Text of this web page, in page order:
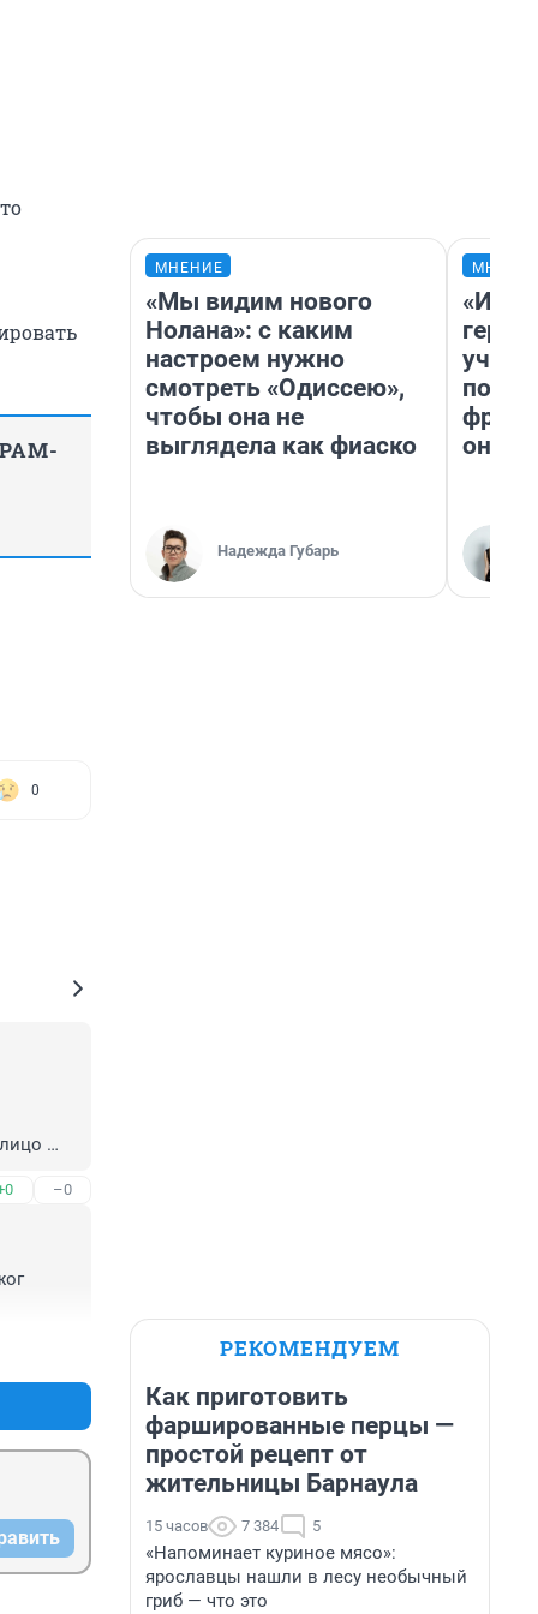
0
–0
МНЕНИЕ
«Мы видим нового
Нолана»: с каким
настроем нужно
смотреть «Одиссею»,
чтобы она не
выглядела как фиаско
Надежда Губарь
учит
она
РЕКОМЕНДУЕМ
Как приготовить
фаршированные перцы —
простой рецепт от
жительницы Барнаула
15 часов 7 384 5
«Напоминает куриное мясо»:
ярославцы нашли в лесу необычный
гриб — что это